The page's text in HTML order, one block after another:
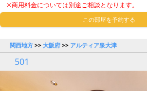
※商用料金については別途ご相談となります。
この部屋を予約する
関西地方>>大阪府>> アルティア泉大津
501